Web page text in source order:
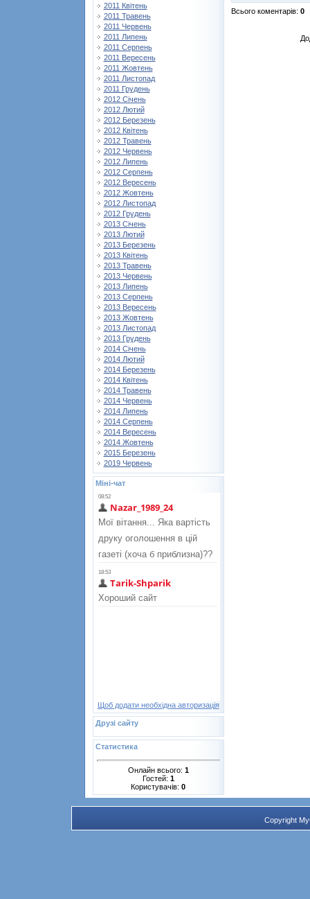
2011 Квітень
2011 Травень
2011 Червень
2011 Липень
2011 Серпень
2011 Вересень
2011 Жовтень
2011 Листопад
2011 Грудень
2012 Січень
2012 Лютий
2012 Березень
2012 Квітень
2012 Травень
2012 Червень
2012 Липень
2012 Серпень
2012 Вересень
2012 Жовтень
2012 Листопад
2012 Грудень
2013 Січень
2013 Лютий
2013 Березень
2013 Квітень
2013 Травень
2013 Червень
2013 Липень
2013 Серпень
2013 Вересень
2013 Жовтень
2013 Листопад
2013 Грудень
2014 Січень
2014 Лютий
2014 Березень
2014 Квітень
2014 Травень
2014 Червень
2014 Липень
2014 Серпень
2014 Вересень
2014 Жовтень
2015 Березень
2019 Червень
Міні-чат
Щоб додати необхідна авторизація
Друзі сайту
Статистика
Онлайн всього: 1
Гостей: 1
Користувачів: 0
Всього коментарів: 0
Copyright